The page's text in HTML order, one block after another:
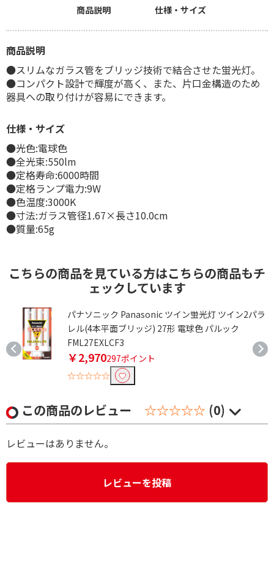
商品説明 仕様・サイズ
商品説明
●スリムなガラス管をブリッジ技術で結合させた蛍光灯。
●コンパクト設計で輝度が高く、また、片口金構造のため
器具への取り付けが容易にできます。
仕様・サイズ
●光色:電球色
●全光束:550lm
●定格寿命:6000時間
●定格ランプ電力:9W
●色温度:3000K
●寸法:ガラス管径1.67×長さ10.0cm
●質量:65g
こちらの商品を見ている方はこちらの商品もチ
ェックしています
パナソニック Panasonic ツイン蛍光灯 ツイン2パラ
レル(4本平面ブリッジ) 27形 電球色 パルック
FML27EXLCF3
￥2,970297ポイント
☆☆☆☆☆
この商品のレビュー ☆☆☆☆☆ (0)
レビューはありません。
レビューを投稿